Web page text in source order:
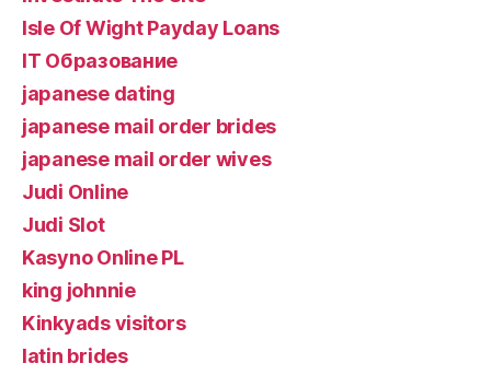
Isle Of Wight Payday Loans
IT Образование
japanese dating
japanese mail order brides
japanese mail order wives
Judi Online
Judi Slot
Kasyno Online PL
king johnnie
Kinkyads visitors
latin brides